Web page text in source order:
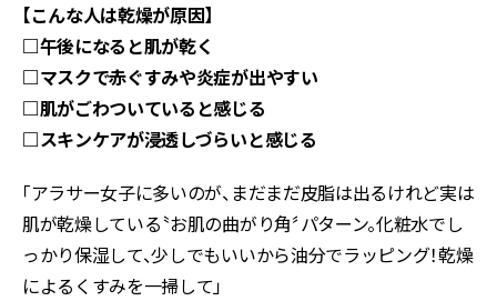
【こんな人は乾燥が原因】
□午後になると肌が乾く
□マスクで赤ぐすみや炎症が出やすい
□肌がごわついていると感じる
□スキンケアが浸透しづらいと感じる
「アラサー女子に多いのが、まだまだ皮脂は出るけれど実は
肌が乾燥している〝お肌の曲がり角〞パターン。化粧水でし
っかり保湿して、少しでもいいから油分でラッピング！乾燥
によるくすみを一掃して」